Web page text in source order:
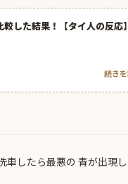
した結果！【タイ人の反応】
続き
車したら最悪の 青が出現